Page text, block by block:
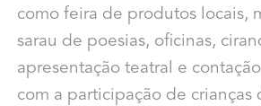
como feira de produtos locais,
sarau de poesias, oficinas,
apresentação teatral e
com a participação de crianças